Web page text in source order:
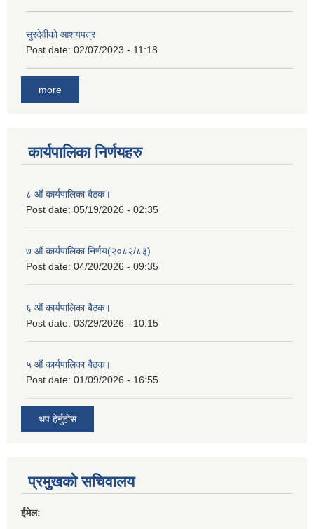
सुरदेवीको आशयपत्र
Post date: 02/07/2023 - 11:18
more
कार्यपालिका निर्णयहरु
८ औं कार्यपालिका बैठक।
Post date: 05/19/2026 - 02:35
७ औं कार्यपालिका निर्णय(२०८२/८३)
Post date: 04/20/2026 - 09:35
६ औं कार्यपालिका बैठक।
Post date: 03/29/2026 - 10:15
५ औं कार्यपालिका बैठक।
Post date: 01/09/2026 - 16:55
थप हेर्नुहोस
प्रमुखको सचिवालय
ईमेल: